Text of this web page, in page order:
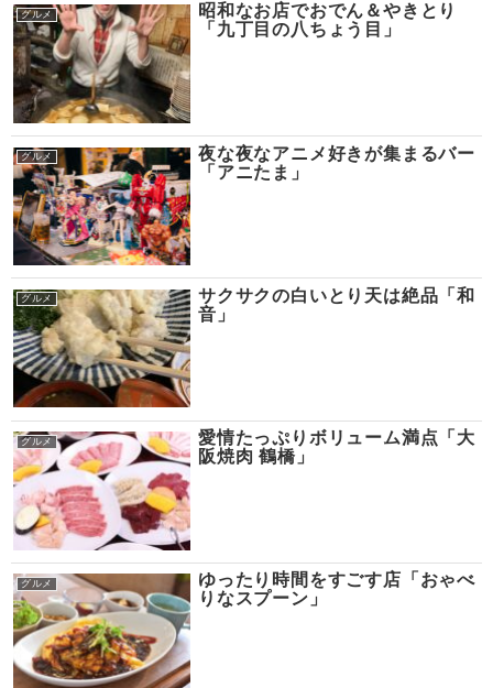
グルメ
昭和なお店でおでん＆やきとり
「九丁目の八ちょう目」
グルメ
夜な夜なアニメ好きが集まるバー
「アニたま」
グルメ
サクサクの白いとり天は絶品「和
音」
グルメ
愛情たっぷりボリューム満点「大
阪焼肉 鶴橋」
グルメ
ゆったり時間をすごす店「おゃべ
りなスプーン」